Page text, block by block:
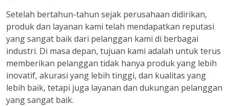
Setelah bertahun-tahun sejak perusahaan didirikan,
produk dan layanan kami telah mendapatkan reputasi
yang sangat baik dari pelanggan kami di berbagai
industri. Di masa depan, tujuan kami adalah untuk terus
memberikan pelanggan tidak hanya produk yang lebih
inovatif, akurasi yang lebih tinggi, dan kualitas yang
lebih baik, tetapi juga layanan dan dukungan pelanggan
yang sangat baik.